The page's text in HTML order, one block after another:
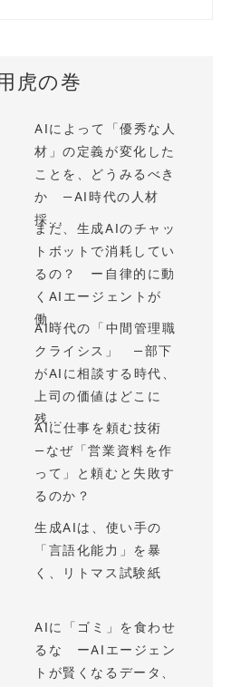
虎の巻
AIによって「優秀な人
材」の定義が変化した
ことを、どうみるべき
か —AI時代の人材
採...
まだ、生成AIのチャッ
トボットで消耗してい
るの？ ー自律的に動
くAIエージェントが
働...
AI時代の「中間管理職
クライシス」 —部下
がAIに相談する時代、
上司の価値はどこに
残...
AIに仕事を頼む技術
—なぜ「営業資料を作
って」と頼むと失敗す
るのか？
生成AIは、使い手の
「言語化能力」を暴
く、リトマス試験紙
AIに「ゴミ」を食わせ
るな ーAIエージェン
トが賢くなるデータ、